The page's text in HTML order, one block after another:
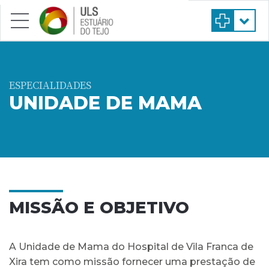
Saltar para conteúdo principal
ESPECIALIDADES
UNIDADE DE MAMA
MISSÃO E OBJETIVO
A Unidade de Mama do Hospital de Vila Franca de
Xira tem como missão fornecer uma prestação de